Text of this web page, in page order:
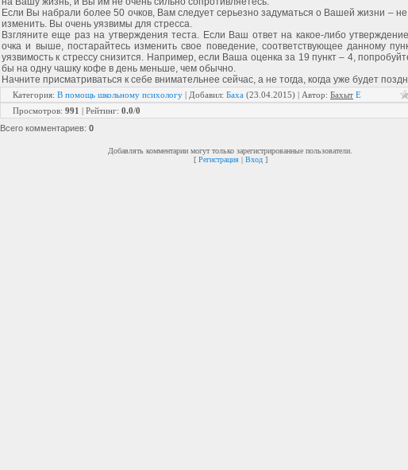
Если Вы набрали более 50 очков, Вам следует серьезно задуматься о Вашей жизни –
изменить. Вы очень уязвимы для стресса.
Взгляните еще раз на утверждения теста. Если Ваш ответ на какое-либо
очка и выше, постарайтесь изменить свое поведение, соответствующее данному
уязвимость к стрессу снизится. Например, если Ваша оценка за 19 пункт – 4,
бы на одну чашку кофе в день меньше, чем обычно.
Начните присматриваться к себе внимательнее сейчас, а не тогда, когда уже будет
Категория: В помощь школьному психологу | Добавил: Баха (23.04.2015) | Автор: Бахыт E
Просмотров: 991 | Рейтинг: 0.0/0
Всего комментариев: 0
Добавлять комментарии могут только зарегистрированные пользователи.
[ Регистрация| Вход]